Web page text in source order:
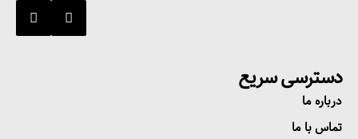
دسترسی سریع
درباره ما
تماس با ما